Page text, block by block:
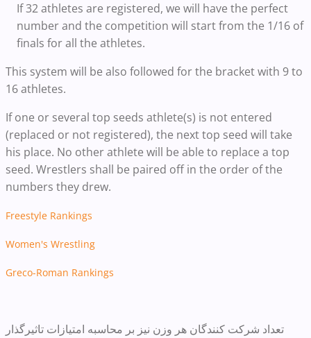
If 32 athletes are registered, we will have the perfect
number and the competition will start from the 1/16 of
finals for all the athletes.
This system will be also followed for the bracket with 9 to
16 athletes.
If one or several top seeds athlete(s) is not entered
(replaced or not registered), the next top seed will take
his place. No other athlete will be able to replace a top
seed. Wrestlers shall be paired off in the order of the
numbers they drew.
Freestyle Rankings
Women's Wrestling
Greco-Roman Rankings
تعداد شرکت کنندگان هر وزن نیز بر محاسبه امتیازات تاثیرگذار